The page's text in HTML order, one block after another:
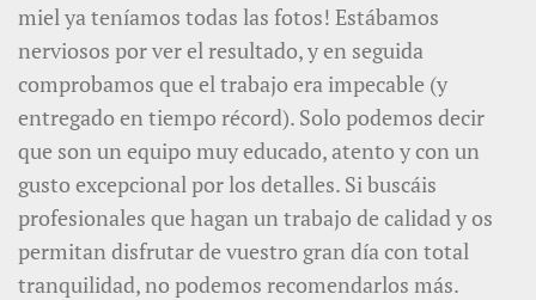
miel ya teníamos todas las fotos! Estábamos
nerviosos por ver el resultado, y en seguida
comprobamos que el trabajo era impecable (y
entregado en tiempo récord). Solo podemos decir
que son un equipo muy educado, atento y con un
gusto excepcional por los detalles. Si buscáis
profesionales que hagan un trabajo de calidad y os
permitan disfrutar de vuestro gran día con total
tranquilidad, no podemos recomendarlos más.